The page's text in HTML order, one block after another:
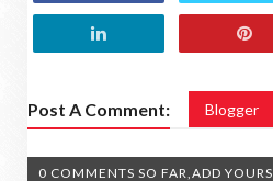
Post A Comment: Blogger
0 COMMENTS SO FAR,ADD YOURS